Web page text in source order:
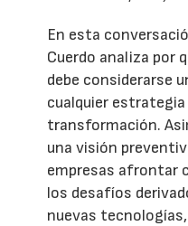
En esta
Cuerdo analiza por
debe considerarse
cualquier
transformación.
una visión
empresas afrontar
los desafíos
nuevas